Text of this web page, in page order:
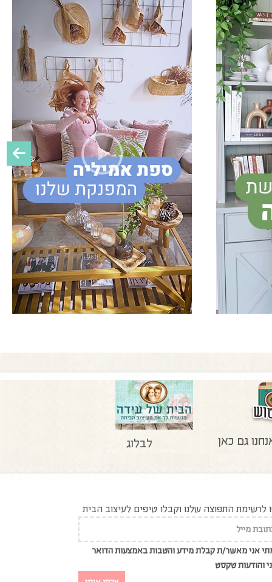
גם כאן לבלוג
לרשימת התפוצה שלנו וקבלו טיפים לעיצוב הבית
אני מאשר/ת קבלת מידע והטבות באמצעות הדואר
והודעות טקסט